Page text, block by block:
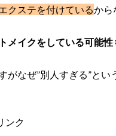
クステを付けているから
メイクをしている可能性
なぜ”別人すぎる”とい
ンク